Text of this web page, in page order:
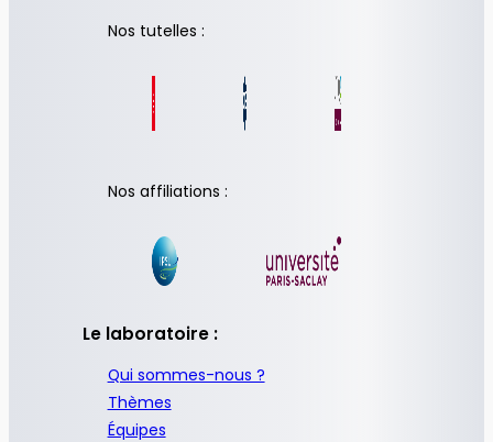
Nos tutelles :
Nos affiliations :
Le laboratoire :
Qui sommes-nous ?
Thèmes
Équipes